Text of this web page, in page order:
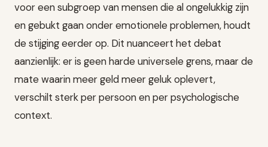
voor een subgroep van mensen die al ongelukkig zijn
en gebukt gaan onder emotionele problemen, houdt
de stijging eerder op. Dit nuanceert het debat
aanzienlijk: er is geen harde universele grens, maar de
mate waarin meer geld meer geluk oplevert,
verschilt sterk per persoon en per psychologische
context.